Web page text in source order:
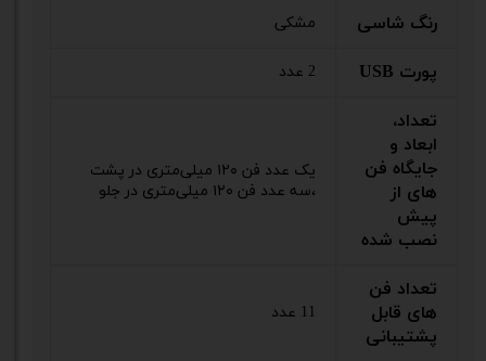
رنگ شاسی مشکی
پورت USB 2 عدد
تعداد،
ابعاد و
جایگاه فن
های از
پیش
نصب شده
یک عدد فن ۱۲۰ میلی‌متری در پشت
،سه عدد فن ۱۲۰ میلی‌متری در جلو
تعداد فن
های قابل
پشتیبانی
11 عدد